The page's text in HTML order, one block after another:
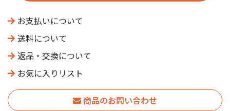
お支払いについて
送料について
返品・交換について
お気に入りリスト
商品のお問い合わせ